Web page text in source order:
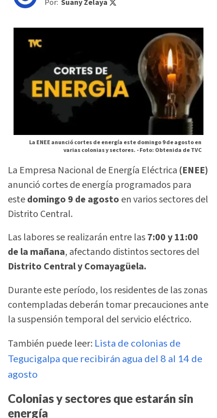
Por: Suany Zelaya
La ENEE anunció cortes de energía este domingo 9 de agosto en
varias colonias y sectores. -Foto: Obtenida de TVC
La Empresa Nacional de Energía Eléctrica (ENEE)
anunció cortes de energía programados para
estedomingo 9 de agosto en varios sectores del
Distrito Central.
Las labores se realizarán entre las7:00 y 11:00
de la mañana, afectando distintos sectores del
Distrito Central y Comayagüela.
Durante este período, los residentes de las zonas
contempladas deberán tomar precauciones ante
la suspensión temporal del servicio eléctrico.
También puede leer: Lista de colonias de
Tegucigalpa que recibirán agua del 8 al 14 de
agosto
Colonias y sectores que estarán sin
energía